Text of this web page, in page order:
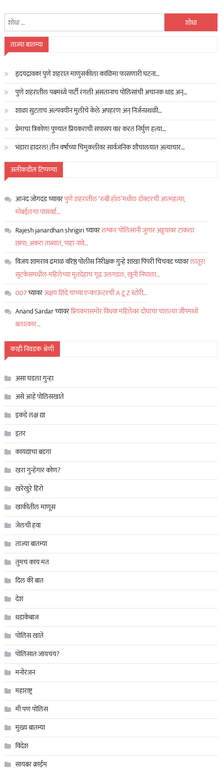
शोध
ताज्या बातम्या
हृदयद्रावक! पुणे शहरात माणुसकीला काळिमा फासणारी घटना…
पुणे शहरातील पबमध्ये पार्टी रंगली असतानाच पोलिसांची अचानक धाड अन्…
शाळा सुटताच अल्पवयीन मुलीचे केले अपहरण अन् निर्जनस्थळी…
प्रेमाचा त्रिकोण! पुण्यात प्रियकराची सपासप वार करत निर्घुण हत्या…
भंडारा हादरलं! तीन वर्षांच्या चिमुकलीवर सार्वजनिक शौचालयात अत्याचार…
अलीकडील टिप्पण्या
आनंद जोगदंडच्यावरपुणे शहरातील ‘रुबी हॉल’मधील डॉक्टरची आत्महत्या;
मोबईलचा पासवर्ड…
Rajesh janardhan shrigiriच्यावरलष्कर पोलिसांनी जुगार अड्डयावर टाकला
छापा; अकरा ताब्यात, पाहा नावे…
विजय शामराव ढमाळ वरिष्ठ पोलीस निरीक्षक गुन्हे शाखा पिंपरी चिंचवडच्यावरलातूर!
सुटकेसमधील महिलेच्या मृतदेहाचं गूढ उलगडलं, खुनी निघाला…
007च्यावरअक्षय शिंदे याच्या एन्काऊंटरची A टू Z स्टोरी…
Anand Sardarच्यावरप्रियकरासमोर विधवा महिलेवर दोघांचा चालत्या जीपमध्ये
बलात्कार…
काही निवडक श्रेणी
असा घडला गुन्हा
असे आहे पोलिसखाते
इकडे लक्ष द्या
इतर
कायद्याचा बडगा
खरा गुन्हेगार कोण?
खरेखुरे हिरो
खाकीतील माणूस
जेलची हवा
ताज्या बातम्या
तुमचं काय मत
दिल की बात
देश
धडाकेबाज
पोलिस खाते
पोलिसात जायचंय?
मनोरंजन
महाराष्ट्र
मी पण पोलिस
मुख्य बातम्या
विदेश
सायबर क्राईम